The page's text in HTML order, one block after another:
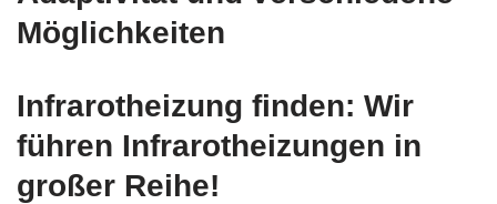
Möglichkeiten
Infrarotheizung finden: Wir
führen Infrarotheizungen in
großer Reihe!